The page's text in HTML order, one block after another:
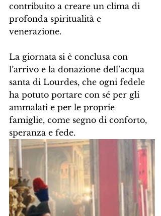
contribuito a creare un clima di
profonda spiritualità e
venerazione.
La giornata si è conclusa con
l’arrivo e la donazione dell’acqua
santa di Lourdes, che ogni fedele
ha potuto portare con sé per gli
ammalati e per le proprie
famiglie, come segno di conforto,
speranza e fede.